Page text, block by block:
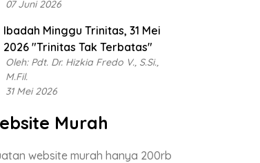
07 Juni 2026
Ibadah Minggu Trinitas, 31 Mei
2026 "Trinitas Tak Terbatas"
Oleh: Pdt. Dr. Hizkia Fredo V., S.Si.,
M.Fil.
31 Mei 2026
Murah
website murah hanya 200rb